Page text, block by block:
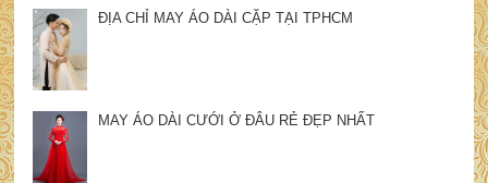
ĐỊA CHỈ MAY ÁO DÀI CẶP TẠI TPHCM
MAY ÁO DÀI CƯỚI Ở ĐÂU RẺ ĐẸP NHẤT